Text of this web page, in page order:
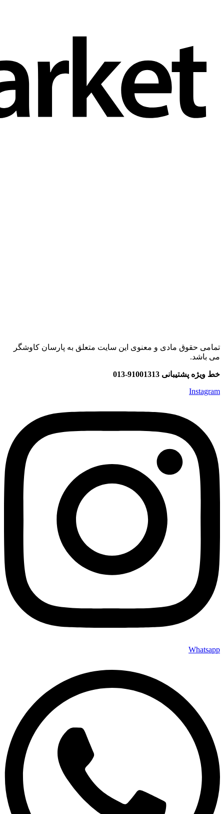
تمامی حقوق مادی و معنوی این سایت متعلق به پارسان کاوشگر
می باشد.
خط ویژه پشتیبانی 91001313-013
Instagram
Whatsapp